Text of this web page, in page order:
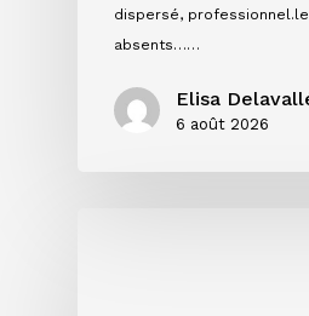
dispersé,
absents……
Elisa
6 août 2026